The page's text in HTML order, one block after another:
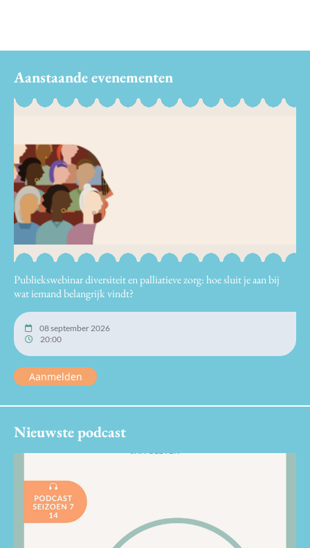
Aanstaande evenementen
Publiekswebinar diversiteit en palliatieve zorg: hoe sluit je aan bij
wat iemand belangrijk vindt?
08 september 2026
20:00
Aanmelden
Nieuwste podcast